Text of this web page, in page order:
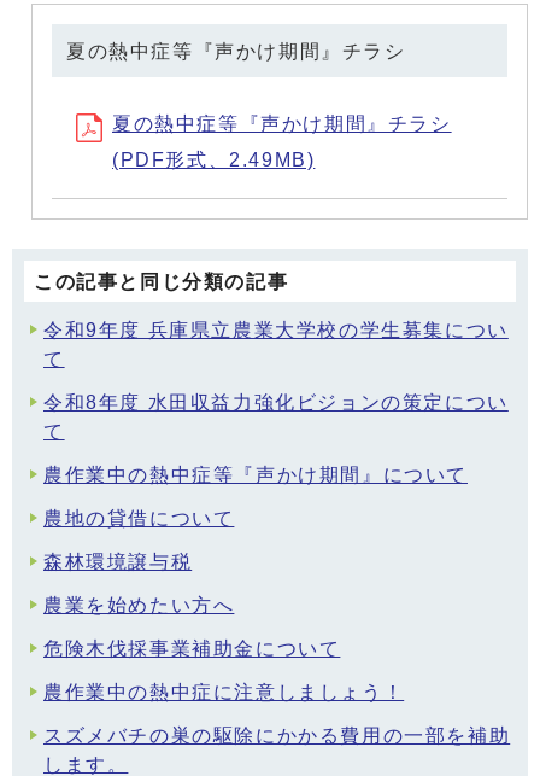
夏の熱中症等『声かけ期間』チラシ
夏の熱中症等『声かけ期間』チラシ
(PDF形式、2.49MB)
この記事と同じ分類の記事
令和9年度 兵庫県立農業大学校の学生募集につい
て
令和8年度 水田収益力強化ビジョンの策定につい
て
農作業中の熱中症等『声かけ期間』について
農地の貸借について
森林環境譲与税
農業を始めたい方へ
危険木伐採事業補助金について
農作業中の熱中症に注意しましょう！
スズメバチの巣の駆除にかかる費用の一部を補助
します。